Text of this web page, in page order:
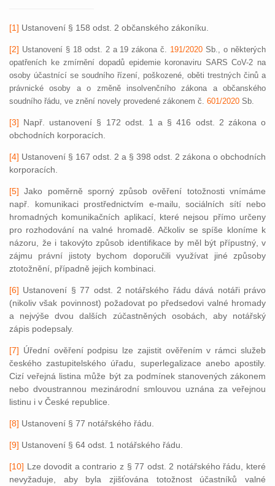
[1] Ustanovení § 158 odst. 2 občanského zákoníku.
[2] Ustanovení § 18 odst. 2 a 19 zákona č. 191/2020 Sb., o některých
opatřeních ke zmírnění dopadů epidemie koronaviru SARS CoV-2 na
osoby účastnící se soudního řízení, poškozené, oběti trestných činů a
právnické osoby a o změně insolvenčního zákona a občanského
soudního řádu, ve znění novely provedené zákonem č. 601/2020 Sb.
[3] Např. ustanovení § 172 odst. 1 a § 416 odst. 2 zákona o
obchodních korporacích.
[4] Ustanovení § 167 odst. 2 a § 398 odst. 2 zákona o obchodních
korporacích.
[5] Jako poměrně sporný způsob ověření totožnosti vnímáme
např. komunikaci prostřednictvím e-mailu, sociálních sítí nebo
hromadných komunikačních aplikací, které nejsou přímo určeny
pro rozhodování na valné hromadě. Ačkoliv se spíše kloníme k
názoru, že i takovýto způsob identifikace by měl být přípustný, v
zájmu právní jistoty bychom doporučili využívat jiné způsoby
ztotožnění, případně jejich kombinaci.
[6] Ustanovení § 77 odst. 2 notářského řádu dává notáři právo
(nikoliv však povinnost) požadovat po předsedovi valné hromady
a nejvýše dvou dalších zúčastněných osobách, aby notářský
zápis podepsaly.
[7] Úřední ověření podpisu lze zajistit ověřením v rámci služeb
českého zastupitelského úřadu, superlegalizace anebo apostily.
Cizí veřejná listina může být za podmínek stanovených zákonem
nebo dvoustrannou mezinárodní smlouvou uznána za veřejnou
listinu i v České republice.
[8] Ustanovení § 77 notářského řádu.
[9] Ustanovení § 64 odst. 1 notářského řádu.
[10] Lze dovodit a contrario z § 77 odst. 2 notářského řádu, které
nevyžaduje, aby byla zjišťována totožnost účastníků valné